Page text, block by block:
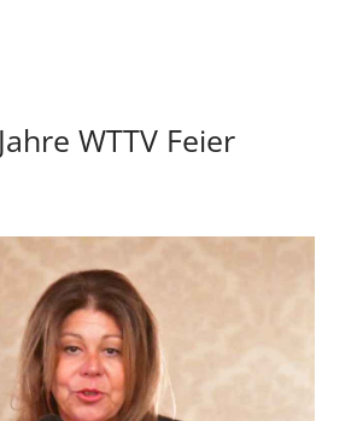
WTTV Feier